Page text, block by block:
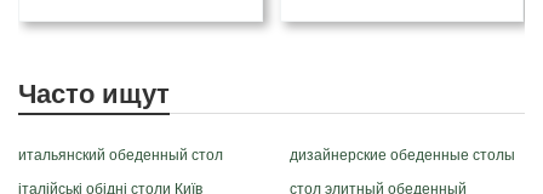
Часто ищут
итальянский обеденный стол
дизайнерские обеденные столы
італійські обідні столи Київ
стол элитный обеденный